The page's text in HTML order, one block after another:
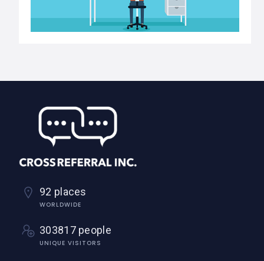
92 places
WORLDWIDE
303817 people
UNIQUE VISITORS